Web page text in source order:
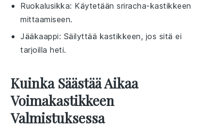
Ruokalusikka: Käytetään sriracha-kastikkeen
mittaamiseen.
Jääkaappi: Säilyttää kastikkeen, jos sitä ei
tarjoilla heti.
Kuinka Säästää Aikaa
Voimakastikkeen
Valmistuksessa